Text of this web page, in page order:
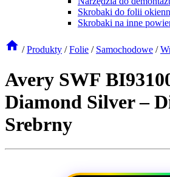
Skrobaki do folii
Skrobaki na inne
/ Produkty / Folie / Samochodowe /
Avery SWF
Diamond Silver –
Srebrny